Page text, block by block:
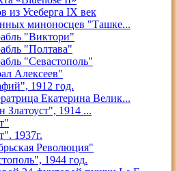
из Усеберга IX век
миноносцев "Ташке...
"Виктори"
"Полтава"
"Севастополь"
Алексеев"
1912 год.
Екатерина Велик...
1914 ...
1937г.
Революция"
1944 год.